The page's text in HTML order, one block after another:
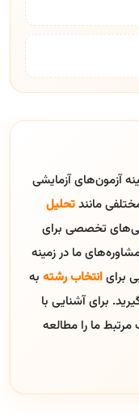
آزمون‌های آزمایشی
مانندتحلیل
تخصصی برای
ما در زمینه
برایانتخاب رشته به
برای آشنایی با
ما را مطالعه